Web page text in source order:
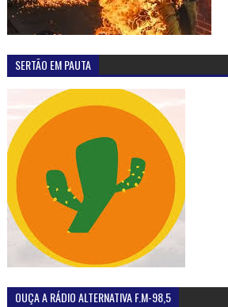
SERTÃO EM PAUTA
OUÇA A RÁDIO ALTERNATIVA F.M-98,5